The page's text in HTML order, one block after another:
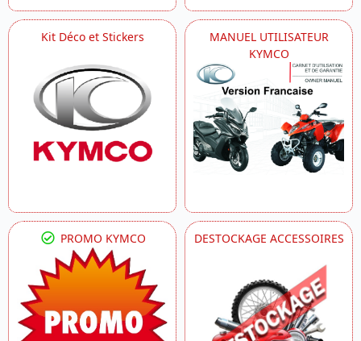
Kit Déco et Stickers
MANUEL UTILISATEUR
KYMCO
PROMO KYMCO DESTOCKAGE ACCESSOIRES